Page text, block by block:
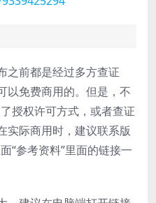
之前都是经过多方查证
以免费商用的。但是，不
授权许可方式，或者查证
实际商用时，建议联系版
“参考资料”里面的链接一